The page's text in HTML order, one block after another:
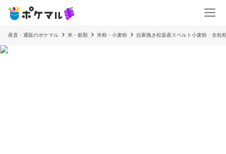
産直・通販のポケマル 米・穀類 米粉・小麦粉 自家挽き松坂産スペルト小麦粉 全粒